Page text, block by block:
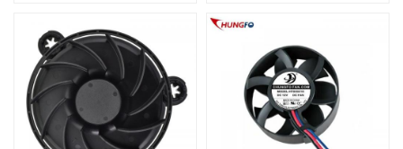
armoire DC
transversal de 5000 tr/min